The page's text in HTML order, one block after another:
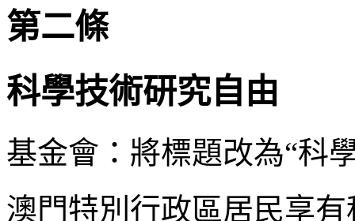
第二條
科學技術研究自由
基金會：將標題改為“科
澳門特別行政區居民享